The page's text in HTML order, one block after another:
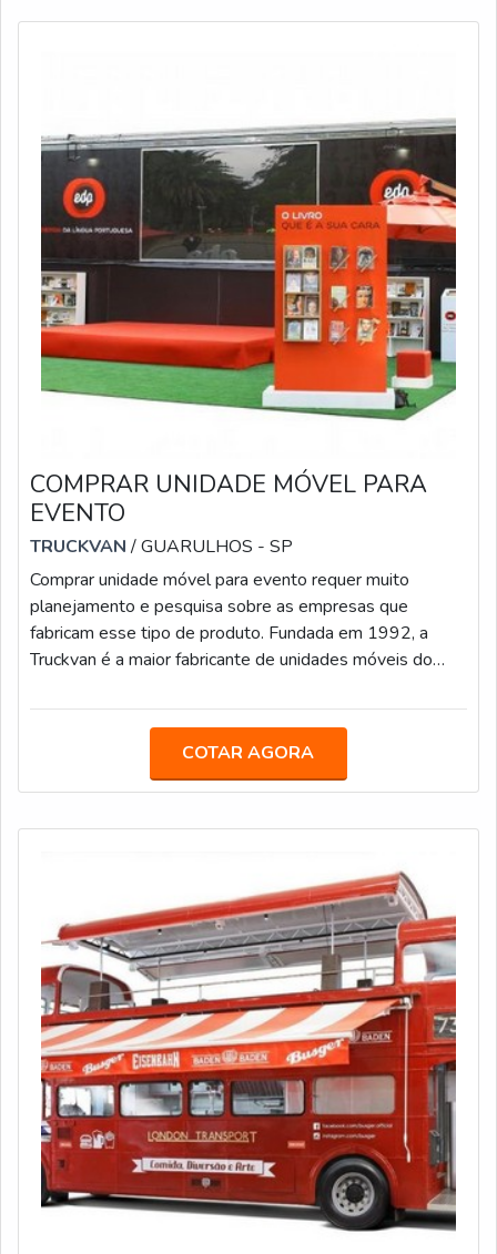
COMPRAR UNIDADE MÓVEL PARA
EVENTO
TRUCKVAN/ GUARULHOS - SP
Comprar unidade móvel para evento requer muito
planejamento e pesquisa sobre as empresas que
fabricam esse tipo de produto. Fundada em 1992, a
Truckvan é a maior fabricante de unidades móveis do
colaboradores e ampla estrutura fabril em uma sede de
(SP).MAIS DETALHES SOBRE AS CASESMais do que
atender companhias renomadas, a Truckvan se orgulha
COTAR AGORA